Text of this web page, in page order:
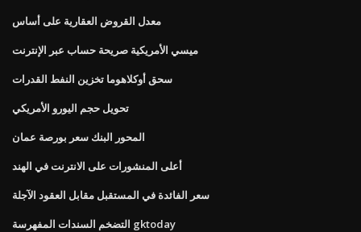
معدل القروض العقارية على أساس
ميسي الأمريكية صريحة حساب عبر الإنترنت
سحق أوكلاهوما تخزين النفط القدرات
تحويل حجم اليورو الأمريكي
المحور البنك سعر بورصة عمان
أعلى المنشورات على الانترنت في الهند
سعر الفائدة في المستقبل مقابل العقود الآجلة
التضخم السندات المفهرسة gktoday